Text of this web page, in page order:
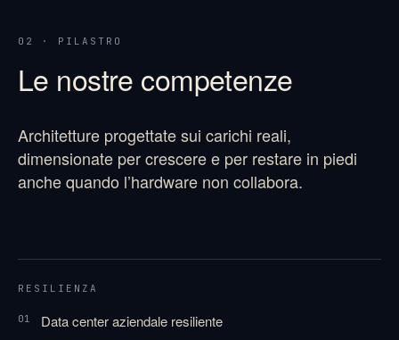
02 · PILASTRO
Le nostre competenze
Architetture progettate sui carichi reali,
dimensionate per crescere e per restare in piedi
anche quando l’hardware non collabora.
RESILIENZA
01 Data center aziendale resiliente